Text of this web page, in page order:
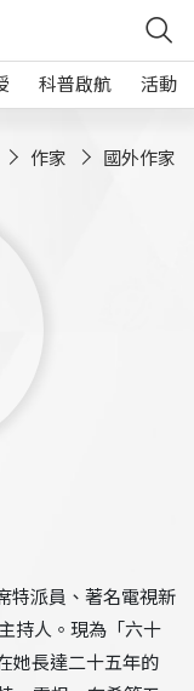
科普啟航 活動
作家 國外作家
特派員、著名電視新
持人。現為「六十
她長達二十五年的